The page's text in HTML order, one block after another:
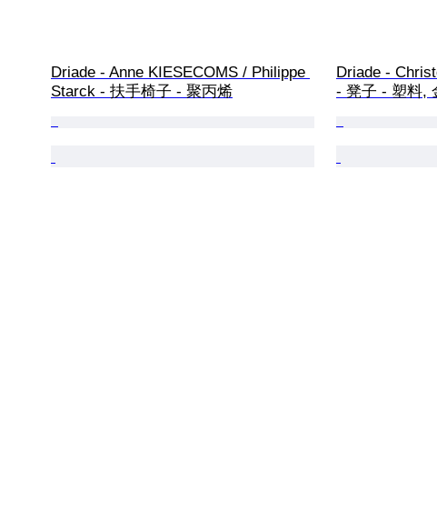
Driade - Anne KIESECOMS / Philippe
Starck - 扶手椅子 - 聚丙烯
Driade -
- 凳子 - 塑料,